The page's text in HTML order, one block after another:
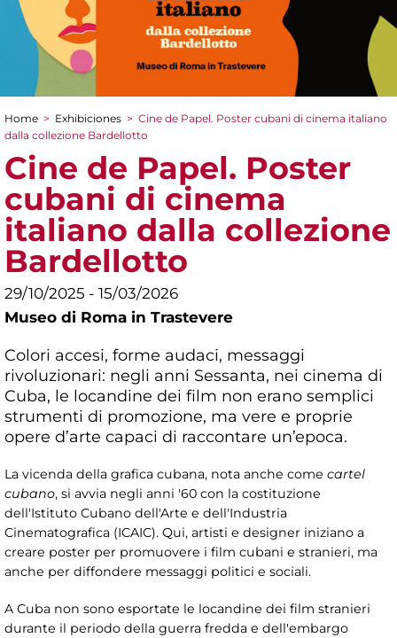
You are here
Home > Exhibiciones > Cine de Papel. Poster cubani di cinema italiano
dalla collezione Bardellotto
Cine de Papel. Poster
cubani di cinema
italiano dalla collezione
Bardellotto
29/10/2025 - 15/03/2026
Museo di Roma in Trastevere
Colori accesi, forme audaci, messaggi
rivoluzionari: negli anni Sessanta, nei cinema di
Cuba, le locandine dei film non erano semplici
strumenti di promozione, ma vere e proprie
opere d’arte capaci di raccontare un’epoca.
La vicenda della grafica cubana, nota anche come cartel
cubano, si avvia negli anni '60 con la costituzione
dell'Istituto Cubano dell'Arte e dell'Industria
Cinematografica (ICAIC). Qui, artisti e designer iniziano a
creare poster per promuovere i film cubani e stranieri, ma
anche per diffondere messaggi politici e sociali.
A Cuba non sono esportate le locandine dei film stranieri
durante il periodo della guerra fredda e dell'embargo